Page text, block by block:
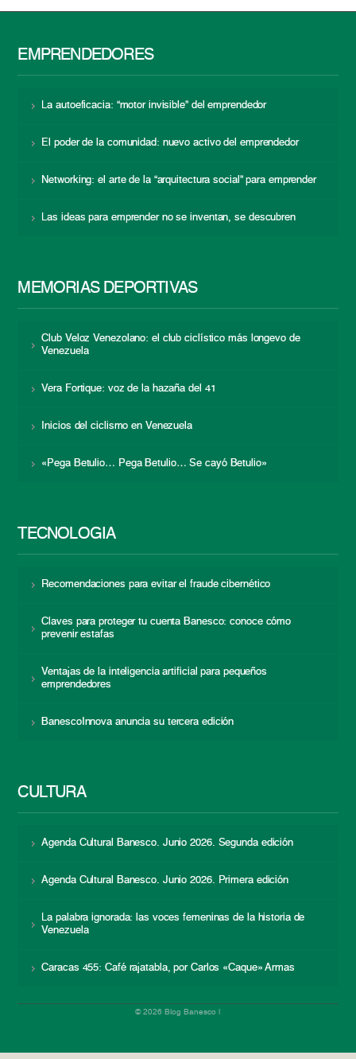
EMPRENDEDORES
La autoeficacia: “motor invisible” del emprendedor
El poder de la comunidad: nuevo activo del emprendedor
Networking: el arte de la “arquitectura social” para emprender
Las ideas para emprender no se inventan, se descubren
MEMORIAS DEPORTIVAS
Club Veloz Venezolano: el club ciclístico más longevo de
Venezuela
Vera Fortique: voz de la hazaña del 41
Inicios del ciclismo en Venezuela
«Pega Betulio… Pega Betulio… Se cayó Betulio»
TECNOLOGÍA
Recomendaciones para evitar el fraude cibernético
Claves para proteger tu cuenta Banesco: conoce cómo
prevenir estafas
Ventajas de la inteligencia artificial para pequeños
emprendedores
BanescoInnova anuncia su tercera edición
CULTURA
Agenda Cultural Banesco. Junio 2026. Segunda edición
Agenda Cultural Banesco. Junio 2026. Primera edición
La palabra ignorada: las voces femeninas de la historia de
Venezuela
Caracas 455: Café rajatabla, por Carlos «Caque» Armas
© 2026 Blog Banesco |